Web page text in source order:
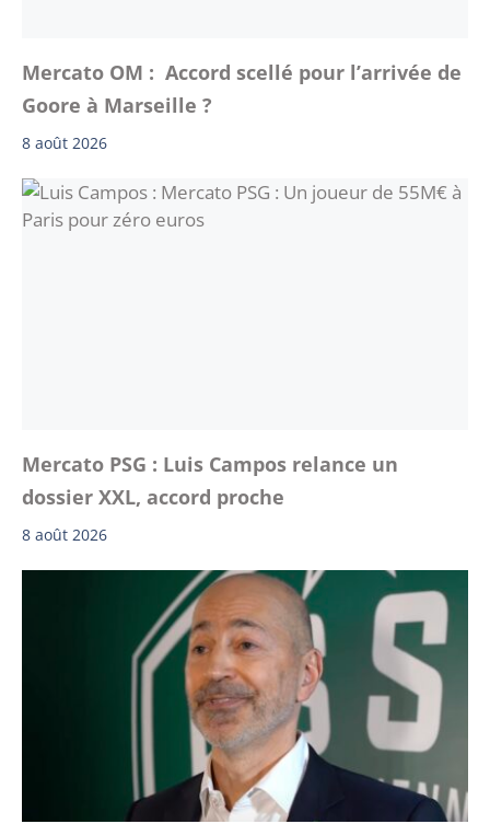
Mercato OM : Accord scellé pour l’arrivée de
Goore à Marseille ?
8 août 2026
Mercato PSG : Luis Campos relance un
dossier XXL, accord proche
8 août 2026